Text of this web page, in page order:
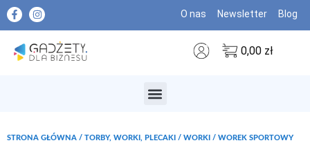
O nas Newsletter Blog
0,00 zł
STRONA GŁÓWNA / TORBY, WORKI, PLECAKI / WORKI / WOREK SPORTOWY